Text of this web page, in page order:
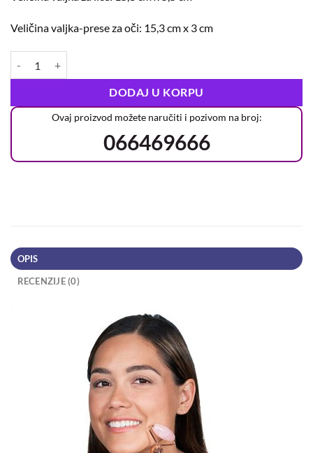
Veličina valjka-prese za oči: 15,3 cm x 3 cm
DODAJ U KORPU
Ovaj proizvod možete naručiti i pozivom na broj:
066469666
OPIS
RECENZIJE (0)